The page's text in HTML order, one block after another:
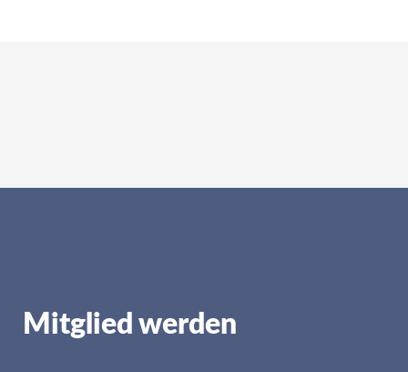
Mitglied werden